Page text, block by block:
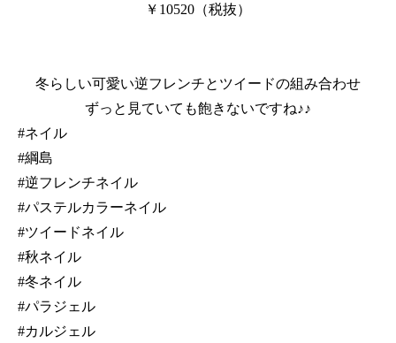
￥10520（税抜）
冬らしい可愛い逆フレンチとツイードの組み合わせ
ずっと見ていても飽きないですね♪♪
#ネイル
#綱島
#逆フレンチネイル
#パステルカラーネイル
#ツイードネイル
#秋ネイル
#冬ネイル
#パラジェル
#カルジェル